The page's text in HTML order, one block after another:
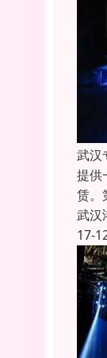
武汉
提供
赁。
武汉
17-